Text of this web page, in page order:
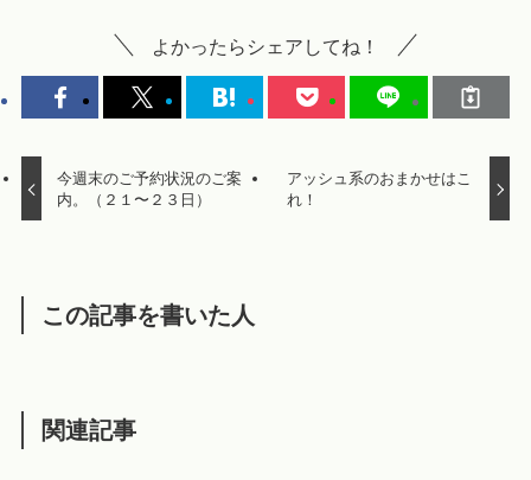
よかったらシェアしてね！
今週末のご予約状況のご案
内。（２１〜２３日）
アッシュ系のおまかせはこ
れ！
この記事を書いた人
関連記事